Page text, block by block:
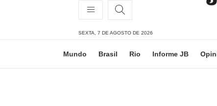
SEXTA, 7 DE AGOSTO DE 2026
Mundo Brasil Rio Informe JB